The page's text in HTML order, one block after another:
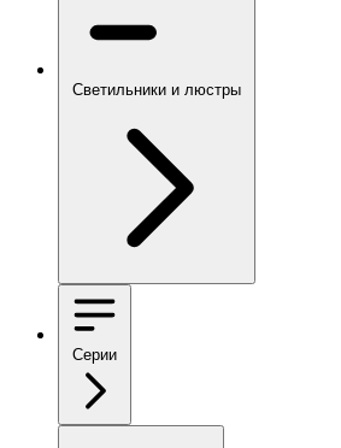
Светильники и люстры
Серии